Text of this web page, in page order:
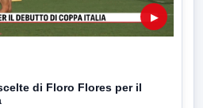
▶
di Floro Flores per il